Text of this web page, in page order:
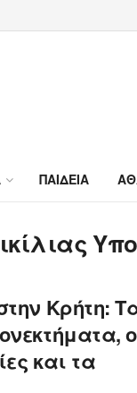
ΠΑΙΔΕΙΑ
Κρήτη:
και τα